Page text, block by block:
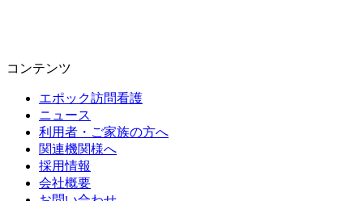
コンテンツ
エポック訪問看護
ニュース
利用者・ご家族の方へ
関連機関様へ
採用情報
会社概要